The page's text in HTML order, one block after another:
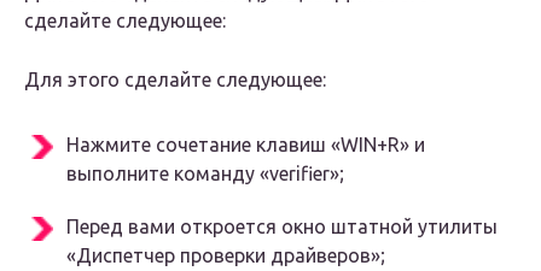
сделайте следующее:
Для этого сделайте следующее:
Нажмите сочетание клавиш «WIN+R» и
выполните команду «verifier»;
Перед вами откроется окно штатной утилиты
«Диспетчер проверки драйверов»;